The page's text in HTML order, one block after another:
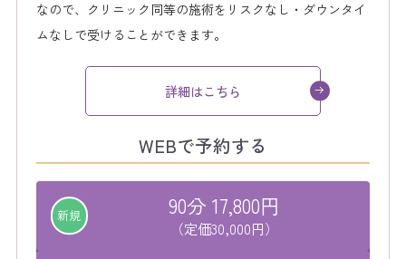
なので、クリニック同等の施術をリスクなし・ダウンタイ
ムなしで受けることができます。
詳細はこちら
WEBで予約する
新規 90分 17,800円
（定価30,000円）